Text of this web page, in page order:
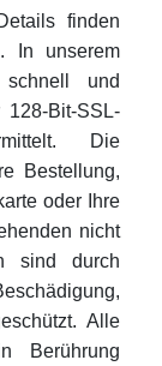
finden
In unserem
und
Bit-SSL-
Die
Bestellung,
oder Ihre
nicht
sind durch
Alle
Berührung